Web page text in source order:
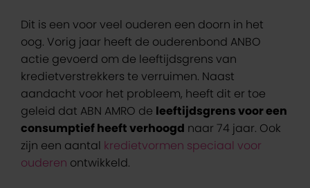
Dit is een voor veel ouderen een doorn in het
oog. Vorig jaar heeft de ouderenbond ANBO
actie gevoerd om de leeftijdsgrens van
kredietverstrekkers te verruimen. Naast
aandacht voor het probleem, heeft dit er toe
geleid dat ABN AMRO de leeftijdsgrens voor een
consumptief heeft verhoogd naar 74 jaar. Ook
zijn een aantal kredietvormen speciaal voor
ouderen ontwikkeld.